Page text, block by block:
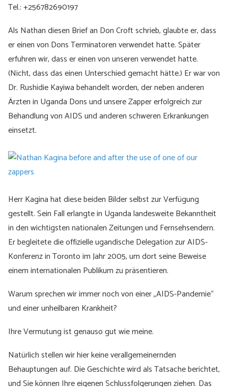
Tel.: +256782690197
Als Nathan diesen Brief an Don Croft schrieb, glaubte er, dass
er einen von Dons Terminatoren verwendet hatte. Später
erfuhren wir, dass er einen von unseren verwendet hatte.
(Nicht, dass das einen Unterschied gemacht hätte.) Er war von
Dr. Rushidie Kayiwa behandelt worden, der neben anderen
Ärzten in Uganda Dons und unsere Zapper erfolgreich zur
Behandlung von AIDS und anderen schweren Erkrankungen
einsetzt.
Herr Kagina hat diese beiden Bilder selbst zur Verfügung
gestellt. Sein Fall erlangte in Uganda landesweite Bekanntheit
in den wichtigsten nationalen Zeitungen und Fernsehsendern.
Er begleitete die offizielle ugandische Delegation zur AIDS-
Konferenz in Toronto im Jahr 2005, um dort seine Beweise
einem internationalen Publikum zu präsentieren.
Warum sprechen wir immer noch von einer „AIDS-Pandemie“
und einer unheilbaren Krankheit?
Ihre Vermutung ist genauso gut wie meine.
Natürlich stellen wir hier keine verallgemeinernden
Behauptungen auf. Die Geschichte wird als Tatsache berichtet,
und Sie können Ihre eigenen Schlussfolgerungen ziehen. Das